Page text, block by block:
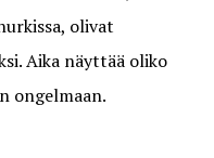
olivat
Aika näyttää oliko
ongelmaan.